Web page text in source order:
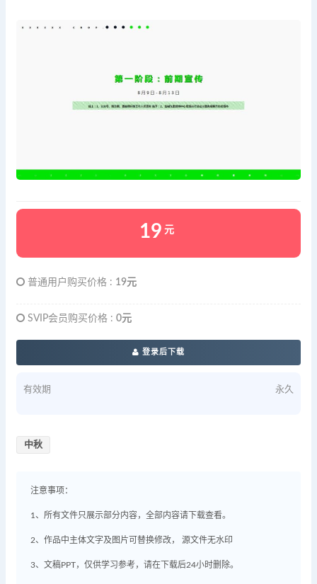
19 元
普通用户购买价格 : 19元
SVIP会员购买价格 : 0元
登录后下载
有效期 永久
中秋
注意事项：
1、所有文件只展示部分内容，全部内容请下载查看。
2、作品中主体文字及图片可替换修改， 源文件无水印
3、文稿PPT，仅供学习参考，请在下载后24小时删除。